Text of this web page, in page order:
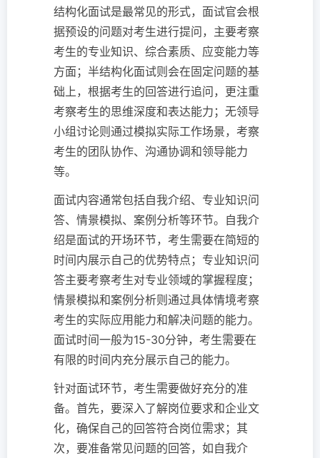
结构化面试是最常见的形式，面试官会根
据预设的问题对考生进行提问，主要考察
考生的专业知识、综合素质、应变能力等
方面；半结构化面试则会在固定问题的基
础上，根据考生的回答进行追问，更注重
考察考生的思维深度和表达能力；无领导
小组讨论则通过模拟实际工作场景，考察
考生的团队协作、沟通协调和领导能力
等。
面试内容通常包括自我介绍、专业知识问
答、情景模拟、案例分析等环节。自我介
绍是面试的开场环节，考生需要在简短的
时间内展示自己的优势特点；专业知识问
答主要考察考生对专业领域的掌握程度；
情景模拟和案例分析则通过具体情境考察
考生的实际应用能力和解决问题的能力。
面试时间一般为15-30分钟，考生需要在
有限的时间内充分展示自己的能力。
针对面试环节，考生需要做好充分的准
备。首先，要深入了解岗位要求和企业文
化，确保自己的回答符合岗位需求；其
次，要准备常见问题的回答，如自我介